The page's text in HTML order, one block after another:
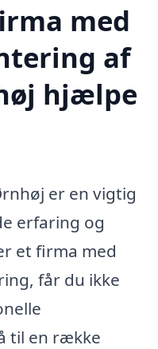
med
af
hjælpe
er en vigtig
erfaring og
et firma med
får du ikke
til en række